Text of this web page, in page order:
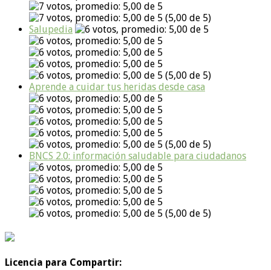
(5,00 de 5)
Salupedia
(5,00 de 5)
Aprende a cuidar tus heridas desde casa
(5,00 de 5)
BNCS 2.0: información saludable para ciudadanos
(5,00 de 5)
Licencia para Compartir: